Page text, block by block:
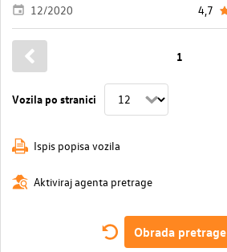
12/2020
4,7
Vozila po stranici
1
Ispis popisa vozila
Aktiviraj agenta pretrage
Obrada pretrage